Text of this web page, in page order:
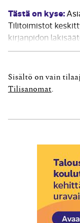
Tästä on kyse:
Tilitoimistot
kirjanpidon
kuitenkin syytä
tarpeista käsin.
raportoinnilta.
kassa kestää,
Sisältö on vain
Tilisanomat